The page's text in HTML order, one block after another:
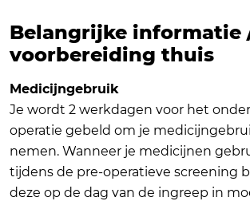
Belangrijke informatie
voorbereiding thuis
Medicijngebruik
Je wordt 2 werkdagen voor het
operatie gebeld om je
nemen. Wanneer je medicijnen
tijdens de pre-operatieve screening
deze op de dag van de ingreep in